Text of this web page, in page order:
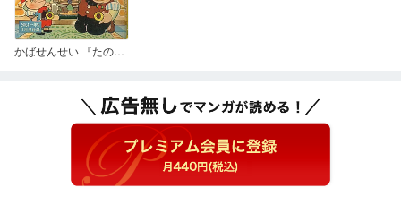
かばせんせい 『たのしい一年生』1958年3月号付録